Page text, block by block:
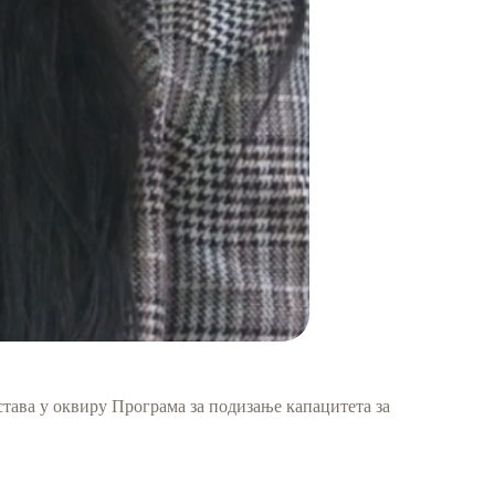
у оквиру Програма за подизање капацитета за